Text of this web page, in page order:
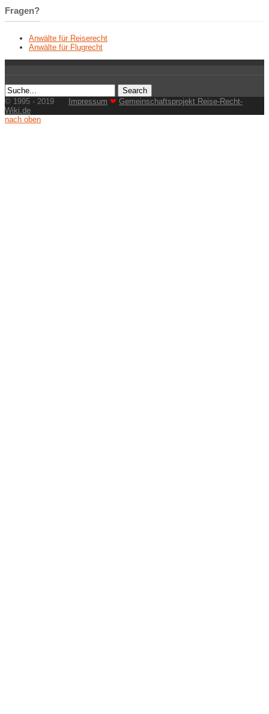
Fragen?
Anwälte für Reiserecht
Anwälte für Flugrecht
© 1995 - 2019 Impressum ❤ Gemeinschaftsprojekt Reise-Recht-
Wiki.de
nach oben